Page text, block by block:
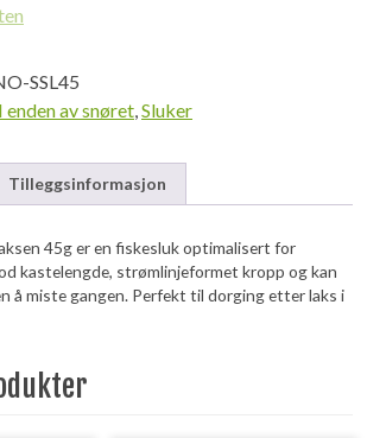
SSL45
I enden av snøret,Sluker
Tilleggsinformasjon
45g er en fiskesluk optimalisert for
kastelengde, strømlinjeformet kropp og kan
å miste gangen. Perfekt til dorging etter laks i